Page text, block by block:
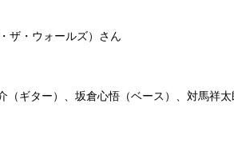
ザ・ウォールズ）さん
ギター）、坂倉心悟（ベース）、対馬祥太